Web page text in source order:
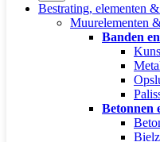
Bestrating, elementen
Muurelementen
Banden
Betonnen